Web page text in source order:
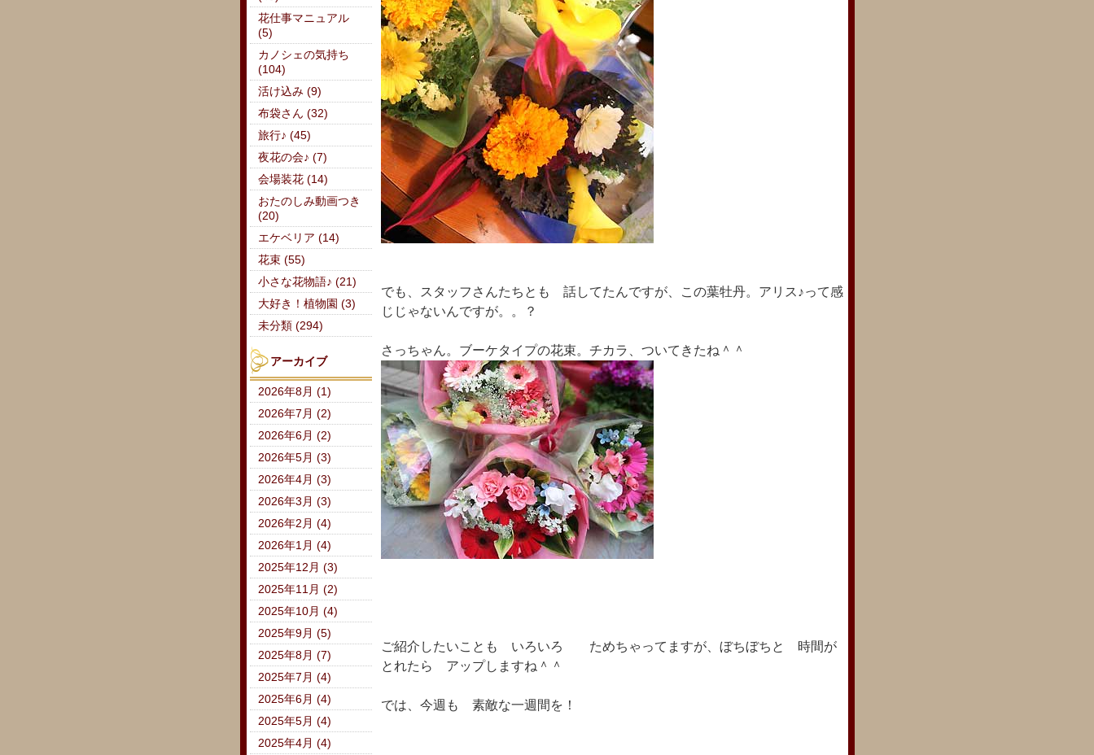
でも、スタッフさんたちとも 話してたんですが、この葉牡丹。アリス♪って感
じじゃないんですが。。？
さっちゃん。ブーケタイプの花束。チカラ、ついてきたね＾＾
ご紹介したいことも いろいろ ためちゃってますが、ぼちぼちと 時間が
とれたら アップしますね＾＾
では、今週も 素敵な一週間を！
花仕事マニュアル
(5)
カノシェの気持ち
(104)
活け込み (9)
布袋さん (32)
旅行♪ (45)
夜花の会♪ (7)
会場装花 (14)
おたのしみ動画つき
(20)
エケベリア (14)
花束 (55)
小さな花物語♪ (21)
大好き！植物園 (3)
未分類 (294)
アーカイブ
2026年8月 (1)
2026年7月 (2)
2026年6月 (2)
2026年5月 (3)
2026年4月 (3)
2026年3月 (3)
2026年2月 (4)
2026年1月 (4)
2025年12月 (3)
2025年11月 (2)
2025年10月 (4)
2025年9月 (5)
2025年8月 (7)
2025年7月 (4)
2025年6月 (4)
2025年5月 (4)
2025年4月 (4)